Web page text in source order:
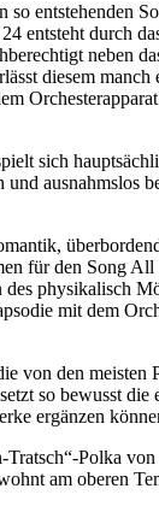
entstehenden
entsteht durch
neben
diesem
sich
ausnahmslos
für den Song
physikalisch
mit dem
von den meisten
so bewusst die
ergänzen
Polka
am oberen